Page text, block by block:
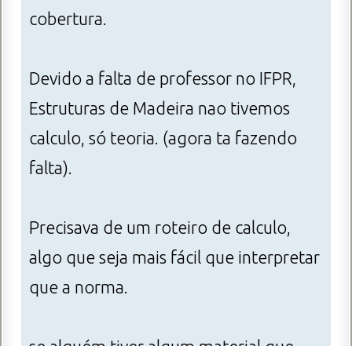
cobertura.
Devido a falta de professor no IFPR,
Estruturas de Madeira nao tivemos
calculo, só teoria. (agora ta fazendo
falta).
Precisava de um roteiro de calculo,
algo que seja mais fácil que interpretar
que a norma.